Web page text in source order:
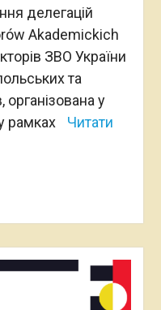
делегацій
Akademickich
ЗВО України
та
організована у
рамках
Читати